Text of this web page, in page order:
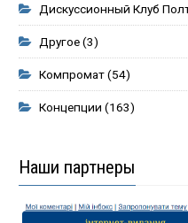
Дискуссионный Клуб
Другое(3)
Компромат(54)
Концепции (163)
Наши партнеры